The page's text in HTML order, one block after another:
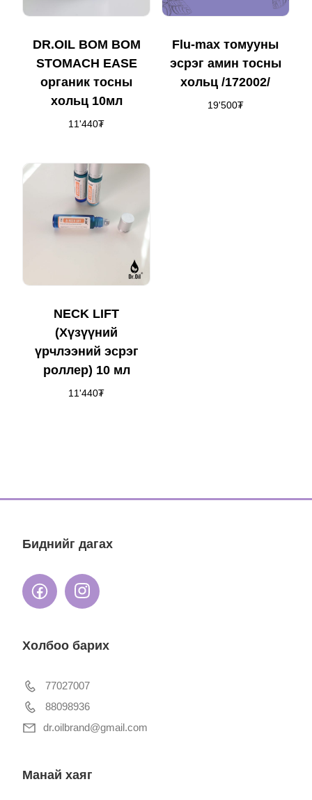
DR.OIL BOM BOM
STOMACH EASE
органик тосны
хольц 10мл
11'440₮
Flu-max томууны
эсрэг амин тосны
хольц /172002/
19'500₮
NECK LIFT
(Хүзүүний
үрчлээний эсрэг
роллер) 10 мл
11'440₮
Биднийг дагах
Холбоо барих
77027007
88098936
dr.oilbrand@gmail.com
Манай хаяг